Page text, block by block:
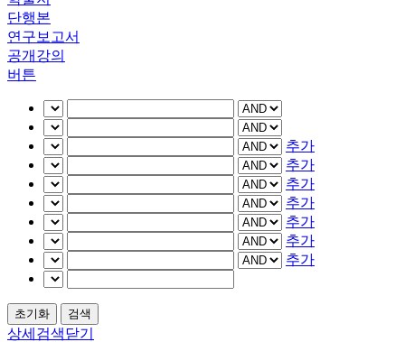
단행본
연구보고서
공개강의
버튼
추가
추가
추가
추가
추가
추가
추가
상세검색닫기